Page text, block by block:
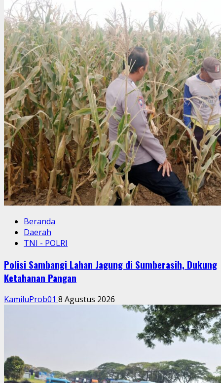
Beranda
Daerah
TNI - POLRI
Polisi Sambangi Lahan Jagung di Sumberasih, Dukung
Ketahanan Pangan
KamiluProb01 8 Agustus 2026